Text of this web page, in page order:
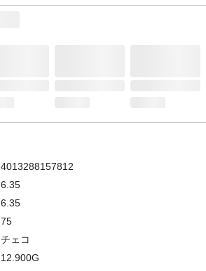
4013288157812
6.35
6.35
75
チェコ
12.900G